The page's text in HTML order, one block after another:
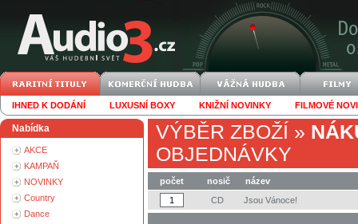
IHNED K DODÁNÍ LUXUSNÍ BOXY KNIŽNÍ NOVINKY FILMOVÉ
Nabídka
AKCE
KAMPAŇ
NOVINKY
Country
Dance
VÝBĚR ZBOŽÍ »
OBJEDNÁVKY
počet nosič
název
CD
Jsou Vánoce!